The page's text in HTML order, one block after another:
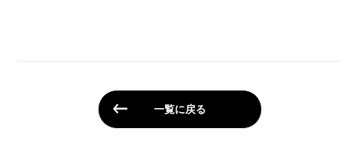
一覧に戻る